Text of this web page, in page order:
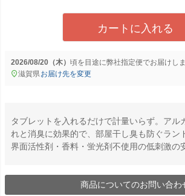
カートに入れる
2026/08/20（木） に弊社指定便でお届けしま
滋賀県 お届け先を変更
タブレットを入れるだけで計量いらず。アル
れと消臭に効果的で、部屋干し臭も防ぐラン
界面活性剤・香料・蛍光剤不使用の低刺激の
商品についてのお問い合わ